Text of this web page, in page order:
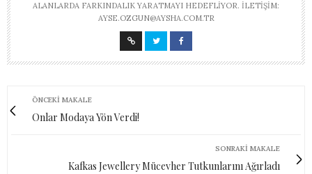
ALANLARDA FARKINDALIK YARATMAYI HEDEFLIYOR. İLETIŞIM:
AYSE.OZGUN@AYSHA.COM.TR
ÖNCEKI MAKALE
Onlar Modaya Yön Verdi!
SONRAKI MAKALE
Kafkas Jewellery Mücevher Tutkunlarını Ağırladı